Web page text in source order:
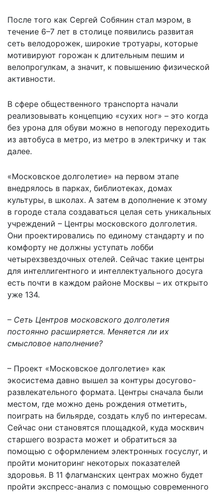
После того как Сергей Собянин стал мэром, в
течение 6–7 лет в столице появились развитая
сеть велодорожек, широкие тротуары, которые
мотивируют горожан к длительным пешим и
велопрогулкам, а значит, к повышению физической
активности.
В сфере общественного транспорта начали
реализовывать концепцию «сухих ног» – это когда
без урона для обуви можно в непогоду переходить
из автобуса в метро, из метро в электричку и так
далее.
«Московское долголетие» на первом этапе
внедрялось в парках, библиотеках, домах
культуры, в школах. А затем в дополнение к этому
в городе стала создаваться целая сеть уникальных
учреждений – Центры московского долголетия.
Они проектировались по единому стандарту и по
комфорту не должны уступать лобби
четырехзвездочных отелей. Сейчас такие центры
для интеллигентного и интеллектуального досуга
есть почти в каждом районе Москвы – их открыто
уже 134.
– Сеть Центров московского долголетия
постоянно расширяется. Меняется ли их
смысловое наполнение?
– Проект «Московское долголетие» как
экосистема давно вышел за контуры досугово-
развлекательного формата. Центры сначала были
местом, где можно день рождения отметить,
поиграть на бильярде, создать клуб по интересам.
Сейчас они становятся площадкой, куда москвич
старшего возраста может и обратиться за
помощью с оформлением электронных госуслуг, и
пройти мониторинг некоторых показателей
здоровья. В 11 флагманских центрах можно будет
пройти экспресс-анализ с помощью современного